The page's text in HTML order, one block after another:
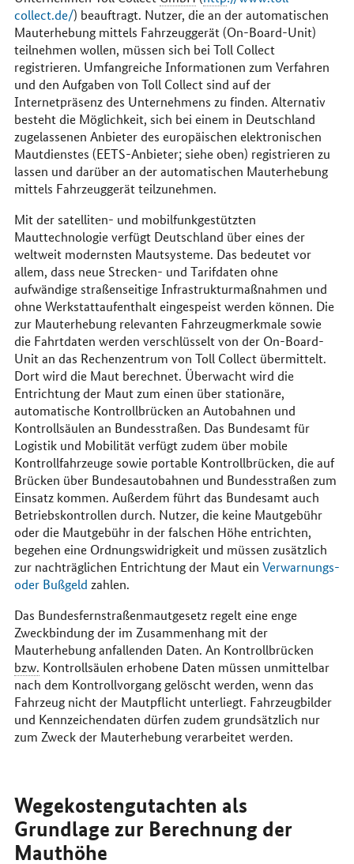
collect.de/) beauftragt. Nutzer, die an der automatischen
Mauterhebung mittels Fahrzeuggerät (On-Board-Unit)
teilnehmen wollen, müssen sich bei Toll Collect
registrieren. Umfangreiche Informationen zum Verfahren
und den Aufgaben von Toll Collect sind auf der
Internetpräsenz des Unternehmens zu finden. Alternativ
besteht die Möglichkeit, sich bei einem in Deutschland
zugelassenen Anbieter des europäischen elektronischen
Mautdienstes (EETS-Anbieter; siehe oben) registrieren zu
lassen und darüber an der automatischen Mauterhebung
mittels Fahrzeuggerät teilzunehmen.
Mit der satelliten- und mobilfunkgestützten
Mauttechnologie verfügt Deutschland über eines der
weltweit modernsten Mautsysteme. Das bedeutet vor
allem, dass neue Strecken- und Tarifdaten ohne
aufwändige straßenseitige Infrastrukturmaßnahmen und
ohne Werkstattaufenthalt eingespeist werden können. Die
zur Mauterhebung relevanten Fahrzeugmerkmale sowie
die Fahrtdaten werden verschlüsselt von der On-Board-
Unit an das Rechenzentrum von Toll Collect übermittelt.
Dort wird die Maut berechnet. Überwacht wird die
Entrichtung der Maut zum einen über stationäre,
automatische Kontrollbrücken an Autobahnen und
Kontrollsäulen an Bundesstraßen. Das Bundesamt für
Logistik und Mobilität verfügt zudem über mobile
Kontrollfahrzeuge sowie portable Kontrollbrücken, die auf
Brücken über Bundesautobahnen und Bundesstraßen zum
Einsatz kommen. Außerdem führt das Bundesamt auch
Betriebskontrollen durch. Nutzer, die keine Mautgebühr
oder die Mautgebühr in der falschen Höhe entrichten,
begehen eine Ordnungswidrigkeit und müssen zusätzlich
zur nachträglichen Entrichtung der Maut ein Verwarnungs-
oder Bußgeld zahlen.
Das Bundesfernstraßenmautgesetz regelt eine enge
Zweckbindung der im Zusammenhang mit der
Mauterhebung anfallenden Daten. An Kontrollbrücken
bzw. Kontrollsäulen erhobene Daten müssen unmittelbar
nach dem Kontrollvorgang gelöscht werden, wenn das
Fahrzeug nicht der Mautpflicht unterliegt. Fahrzeugbilder
und Kennzeichendaten dürfen zudem grundsätzlich nur
zum Zweck der Mauterhebung verarbeitet werden.
Wegekostengutachten als
Grundlage zur Berechnung der
Mauthöhe